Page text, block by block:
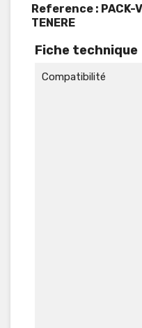
Reference : PACK-
TENERE
Fiche technique
Compatibilité